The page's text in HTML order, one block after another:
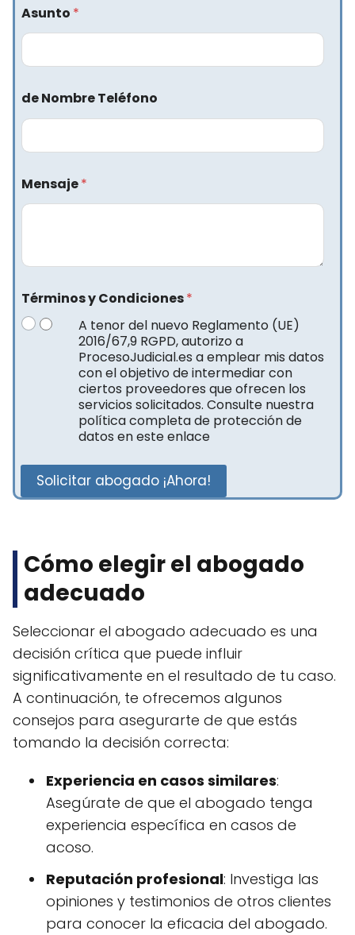
Asunto *
de Nombre Teléfono
Mensaje*
Términos y Condiciones*
A tenor del nuevo Reglamento (UE)
2016/67,9 RGPD, autorizo a
ProcesoJudicial.es a emplear mis datos
con el objetivo de intermediar con
ciertos proveedores que ofrecen los
servicios solicitados. Consulte nuestra
política completa de protección de
datos en este enlace
Solicitar abogado ¡Ahora!
Cómo elegir el abogado
adecuado
Seleccionar el abogado adecuado es una
decisión crítica que puede influir
significativamente en el resultado de tu caso.
A continuación, te ofrecemos algunos
consejos para asegurarte de que estás
tomando la decisión correcta:
Experiencia en casos similares:
Asegúrate de que el abogado tenga
experiencia específica en casos de
acoso.
Reputación profesional: Investiga las
opiniones y testimonios de otros clientes
para conocer la eficacia del abogado.